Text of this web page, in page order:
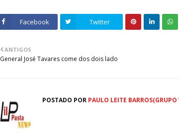
Facebook Twitter
ANTIGOS
General José Tavares come dos dois lado
POSTADO POR PAULO LEITE